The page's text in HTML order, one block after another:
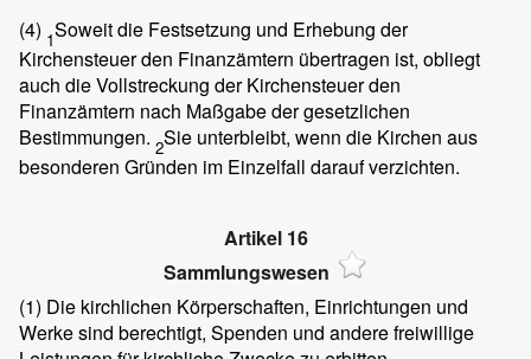
(4) 1Soweit die Festsetzung und Erhebung der
Kirchensteuer den Finanzämtern übertragen ist, obliegt
auch die Vollstreckung der Kirchensteuer den
Finanzämtern nach Maßgabe der gesetzlichen
Bestimmungen. 2Sie unterbleibt, wenn die Kirchen aus
besonderen Gründen im Einzelfall darauf verzichten.
Artikel 16
Sammlungswesen
(1) Die kirchlichen Körperschaften, Einrichtungen und
Werke sind berechtigt, Spenden und andere freiwillige